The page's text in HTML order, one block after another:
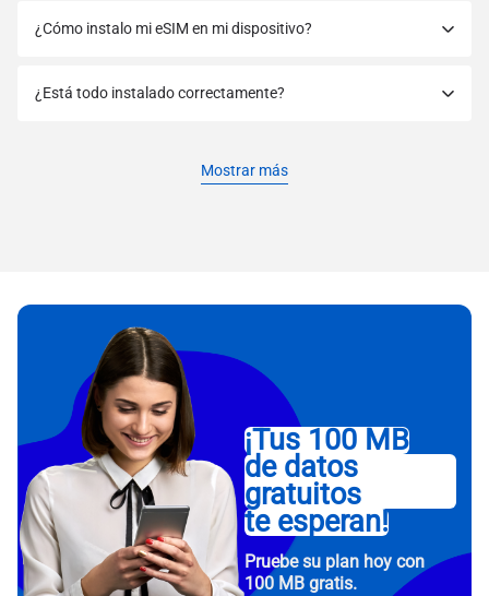
¿Cómo instalo mi eSIM en mi dispositivo?
¿Está todo instalado correctamente?
Mostrar más
¡Tus 100 MB
de datos
gratuitos
te esperan!
Pruebe su plan hoy con
100 MB gratis.